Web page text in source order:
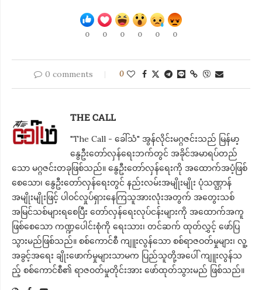
0 0 0 0 0 0
0 comments 0
THE CALL
"The Call - ခေါ်သံ" အွန်လိုင်းမဂ္ဂဇင်းသည် မြန်မာ့
နွေဦးတော်လှန်ရေးဘက်တွင် အခိုင်အမာရပ်တည်
သော မဂ္ဂဇင်းတခုဖြစ်သည်။ နွေဦးတော်လှန်ရေးကို အထောက်အပံ့ဖြစ်
စေသော၊ နွေဦးတော်လှန်ရေးတွင် နည်းလမ်းအမျိုးမျိုး ပုံသဏ္ဌာန်
အမျိုးမျိုးဖြင့် ပါဝင်လှုပ်ရှားနေကြသူအားလုံးအတွက် အတွေးသစ်
အမြင်သစ်များရစေပြီး တော်လှန်ရေးလုပ်ငန်းများကို အထောက်အကူ
ဖြစ်စေသော ကဏ္ဍပေါင်းစုံကို ရေးသား၊ တင်ဆက် ထုတ်လွှင့် ဖော်ပြ
သွားမည်ဖြစ်သည်။ စစ်ကောင်စီ ကျူးလွန်သော စစ်ရာဇဝတ်မှုများ၊ လူ့
အခွင့်အရေး ချိုးဖောက်မှုများသာမက ပြည်သူတို့အ​ပေါ် ကျူးလွန်သ
ည့် စစ်​ကောင်စီ၏ ရာဇဝတ်မှုတိုင်းအား ​ဖော်ထုတ်သွားမည် ဖြစ်သည်။